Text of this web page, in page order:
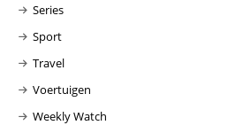
Series
Sport
Travel
Voertuigen
Weekly Watch